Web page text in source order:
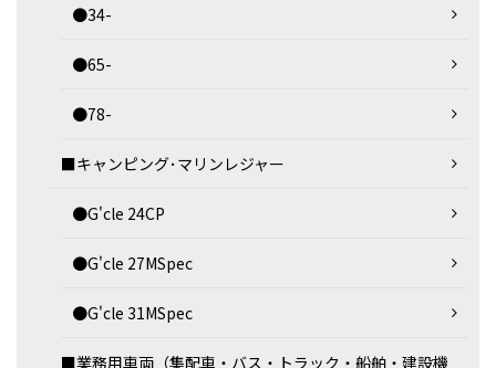
●34-
●65-
●78-
■キャンピング･マリンレジャー
●G'cle 24CP
●G'cle 27MSpec
●G'cle 31MSpec
■業務用車両（集配車・バス・トラック・船舶・建設機